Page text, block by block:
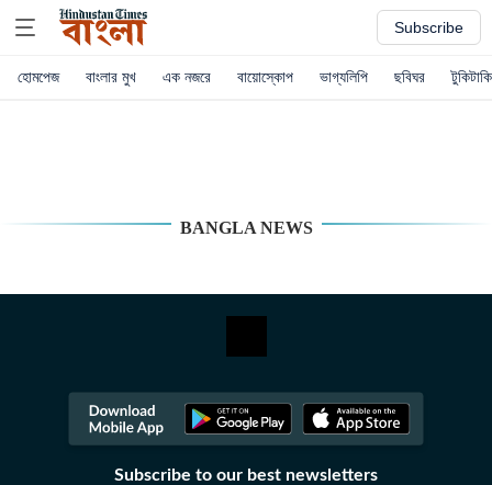
Subscribe
হোমপেজ বাংলার মুখ এক নজরে বায়োস্কোপ ভাগ্যলিপি ছবিঘর টুকিটাকি
BANGLA NEWS
Subscribe to our best newsletters